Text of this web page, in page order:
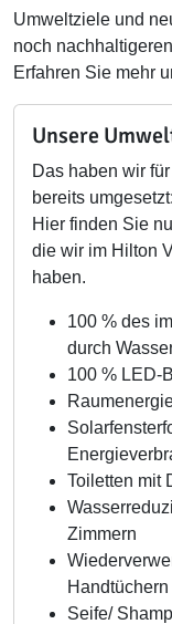
Umweltziele und
noch
Erfahren Sie mehr
Unsere
Das haben wir
bereits umgesetzt:
Hier finden Sie
die wir im Hilton
haben.
100 % des
durch
100 % LED-
Toiletten mit
Zimmern
Seife/